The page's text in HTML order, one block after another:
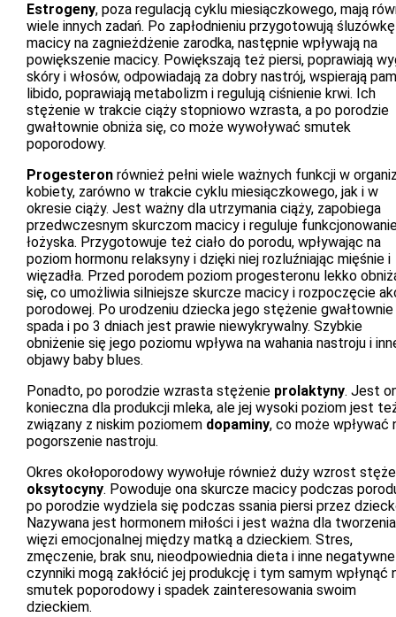
Estrogeny, poza regulacją cyklu miesiączkowego, mają
wiele innych zadań. Po zapłodnieniu przygotowują śluzówkę
macicy na zagnieżdżenie zarodka, następnie wpływają na
powiększenie macicy. Powiększają też piersi, poprawiają
skóry i włosów, odpowiadają za dobry nastrój, wspierają
libido, poprawiają metabolizm i regulują ciśnienie krwi. Ich
stężenie w trakcie ciąży stopniowo wzrasta, a po porodzie
gwałtownie obniża się, co może wywoływać smutek
poporodowy.
Progesteron również pełni wiele ważnych funkcji w
kobiety, zarówno w trakcie cyklu miesiączkowego, jak i w
okresie ciąży. Jest ważny dla utrzymania ciąży, zapobiega
przedwczesnym skurczom macicy i reguluje
łożyska. Przygotowuje też ciało do porodu, wpływając na
poziom hormonu relaksyny i dzięki niej rozluźniając mięśnie i
więzadła. Przed porodem poziom progesteronu lekko
się, co umożliwia silniejsze skurcze macicy i rozpoczęcie
porodowej. Po urodzeniu dziecka jego stężenie gwałtownie
spada i po 3 dniach jest prawie niewykrywalny. Szybkie
obniżenie się jego poziomu wpływa na wahania nastroju i
objawy baby blues.
Ponadto, po porodzie wzrasta stężenie prolaktyny. Jest
konieczna dla produkcji mleka, ale jej wysoki poziom jest
związany z niskim poziomem dopaminy, co może wpływać
pogorszenie nastroju.
Okres okołoporodowy wywołuje również duży wzrost
oksytocyny. Powoduje ona skurcze macicy podczas
po porodzie wydziela się podczas ssania piersi przez
Nazywana jest hormonem miłości i jest ważna dla tworzenia
więzi emocjonalnej między matką a dzieckiem. Stres,
zmęczenie, brak snu, nieodpowiednia dieta i inne negatywne
czynniki mogą zakłócić jej produkcję i tym samym wpłynąć
smutek poporodowy i spadek zainteresowania swoim
dzieckiem.